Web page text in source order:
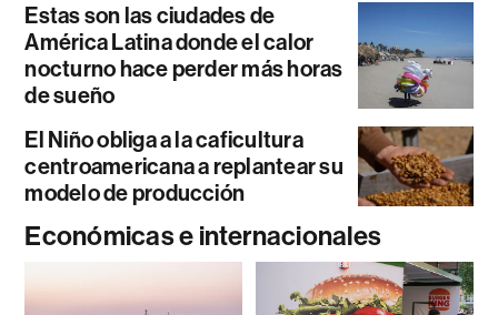
Estas son las ciudades de
América Latina donde el calor
nocturno hace perder más horas
de sueño
El Niño obliga a la caficultura
centroamericana a replantear su
modelo de producción
Económicas e internacionales